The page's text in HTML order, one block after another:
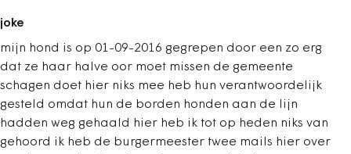
joke
mijn hond is op 01-09-2016 gegrepen door een zo erg
dat ze haar halve oor moet missen de gemeente
schagen doet hier niks mee heb hun verantwoordelijk
gesteld omdat hun de borden honden aan de lijn
hadden weg gehaald hier heb ik tot op heden niks van
gehoord ik heb de burgermeester twee mails hier over